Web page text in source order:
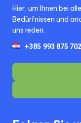
Hier, um Ihnen bei
Bedürfnissen und
uns reden.